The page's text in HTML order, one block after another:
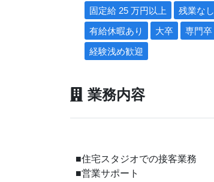
固定給 25 万円以上 残業なし
有給休暇あり
大卒 専門卒
経験浅め歓迎
業務内容
■住宅スタジオでの接客業務
■営業サポート